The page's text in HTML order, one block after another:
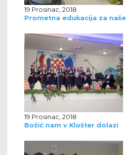
19 Prosinac, 2018
Prometna edukacija za
19 Prosinac, 2018
Božić nam v Klošter dolazi